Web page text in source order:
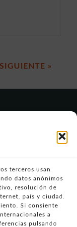
terceros usan
datos anónimos
resolución de
país y ciudad.
Si consiente
a
pulsando
SIGUIENTE »
COMPRA